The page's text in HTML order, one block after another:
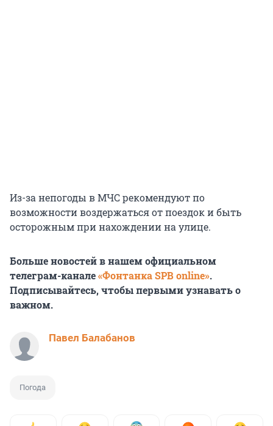
Из-за непогоды в МЧС рекомендуют по
возможности воздержаться от поездок и быть
осторожным при нахождении на улице.
Больше новостей в нашем официальном
телеграм-канале«Фонтанка SPB online».
Подписывайтесь, чтобы первыми узнавать о
важном.
Павел Балабанов
Погода